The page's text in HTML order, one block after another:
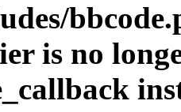
is no